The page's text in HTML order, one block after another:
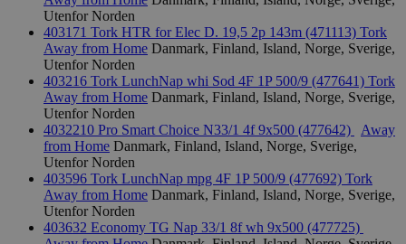
Utenfor Norden
403171 Tork HTR for Elec D. 19,5 2p 143m (471113) Tork
Away from Home Danmark, Finland, Island, Norge, Sverige,
Utenfor Norden
403216 Tork LunchNap whi Sod 4F 1P 500/9 (477641) Tork
Away from Home Danmark, Finland, Island, Norge, Sverige,
Utenfor Norden
4032210 Pro Smart Choice N33/1 4f 9x500 (477642)
Away
from Home Danmark, Finland, Island, Norge, Sverige,
Utenfor Norden
403596 Tork LunchNap mpg 4F 1P 500/9 (477692) Tork
Away from Home Danmark, Finland, Island, Norge, Sverige,
Utenfor Norden
403632 Economy TG Nap 33/1 8f wh 9x500 (477725)